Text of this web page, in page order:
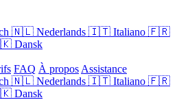
🇳🇱 Nederlands 🇮🇹 Italiano 🇫🇷
Dansk
FAQ À propos Assistance
🇳🇱 Nederlands 🇮🇹 Italiano 🇫🇷
Dansk